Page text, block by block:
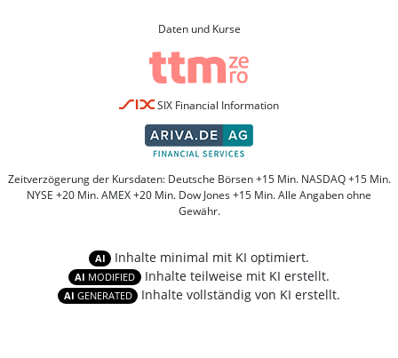
Daten und Kurse
SIX Financial Information
Zeitverzögerung der Kursdaten: Deutsche Börsen +15 Min. NASDAQ +15 Min.
NYSE +20 Min. AMEX +20 Min. Dow Jones +15 Min. Alle Angaben ohne
Gewähr.
AI Inhalte minimal mit KI optimiert.
AI MODIFIED Inhalte teilweise mit KI erstellt.
AI GENERATED Inhalte vollständig von KI erstellt.